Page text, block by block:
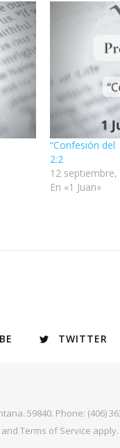
“Confesión del
2:2
12 septiembre,
En «1 Juan»
TWITTER
59840. Phone: (406)
Terms of Service apply.